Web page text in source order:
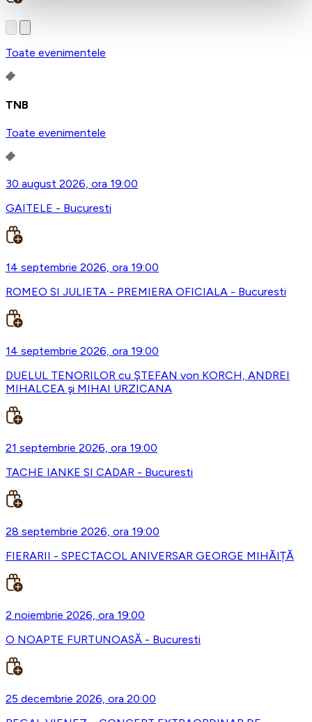
Toate evenimentele
TNB
Toate evenimentele
30 august 2026, ora 19:00
GAITELE - Bucuresti
14 septembrie 2026, ora 19:00
ROMEO SI JULIETA - PREMIERA OFICIALA - Bucuresti
14 septembrie 2026, ora 19:00
DUELUL TENORILOR cu ŞTEFAN von KORCH, ANDREI
MIHALCEA şi MIHAI URZICANA
21 septembrie 2026, ora 19:00
TACHE IANKE SI CADAR - Bucuresti
28 septembrie 2026, ora 19:00
FIERARII - SPECTACOL ANIVERSAR GEORGE MIHĂIȚĂ
2 noiembrie 2026, ora 19:00
O NOAPTE FURTUNOASĂ - Bucuresti
25 decembrie 2026, ora 20:00